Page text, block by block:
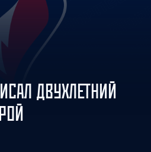
ДВУХЛЕТНИЙ